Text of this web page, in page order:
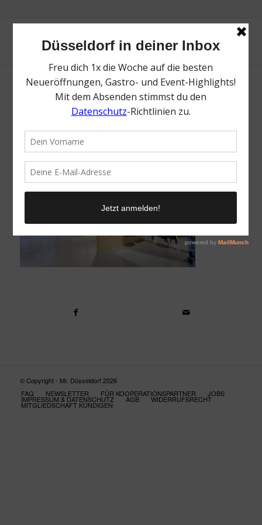
foto_koch_duesseldorf_filiale_3
22. April 2021 /
© Copyright - Mr. Düsseldorf 2026
FAQ
NEWSLETTER FÜR KOOPERATIONSPARTNER JOBS
IMPRESSUM & DATENSCHUTZ AGB WIDERRUFSRECHT
MITGLIEDSCHAFT KÜNDIGEN